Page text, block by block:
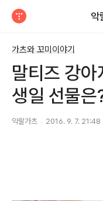
악
가츠와 꼬미이야기
말티즈 강아
생일 선물은
악랄가츠 2016. 9. 7. 21:48